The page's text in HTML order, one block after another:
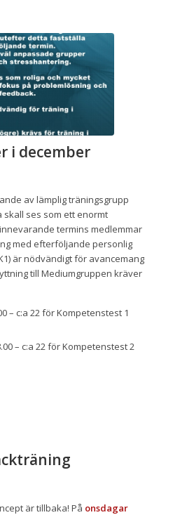
i december
av lämplig träningsgrupp
ses som ett enormt
termins medlemmar
med efterföljande personlig
är nödvändigt för avancemang
till Mediumgruppen kräver
– c:a 22 för Kompetenstest 1
– c:a 22 för Kompetenstest 2
är tillbaka! På onsdagar